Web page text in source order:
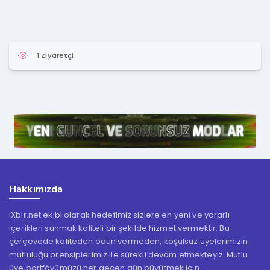
1 Ziyaretçi
Hakkımızda
iXbir.net ekibi olarak hedefimiz sizlere en yeni ve yararlı
içerikleri sunmak kaliteli bir şekilde hizmet vermektir. Bu
çerçevede kaliteden ödün vermeden, koşulsuz üyelerimizin
mutluluğu prensiplerimiz ile sürekli devam etmekteyiz. Mutlu